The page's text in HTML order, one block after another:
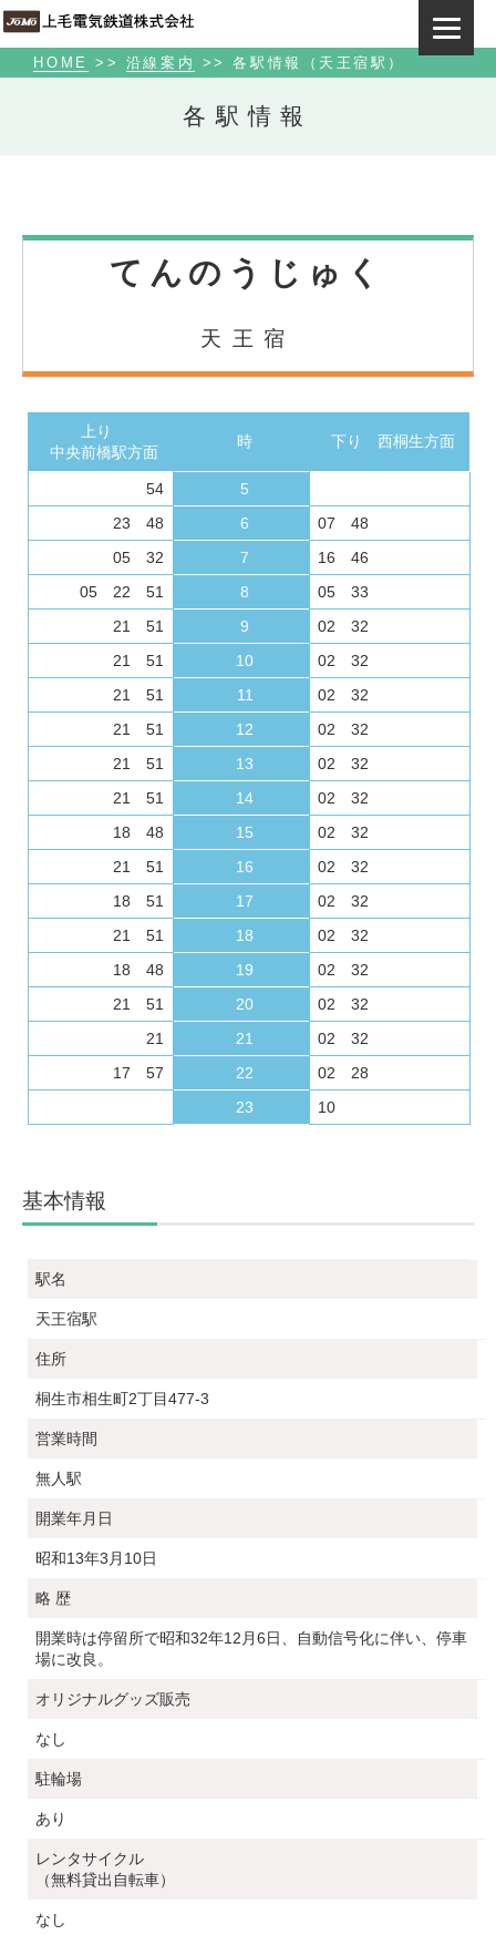
HOME >> 沿線案内 >> 各駅情報（天王宿駅）
各駅情報
てんのうじゅく
天王宿
上り
中央前橋駅方面
時 下り 西桐生方面
54
5
23 48
6
07 48
05 32
7
16 46
05 22 51
8
05 33
21 51
9
02 32
21 51
10
02 32
21 51
11
02 32
21 51
12
02 32
21 51
13
02 32
21 51
14
02 32
18 48
15
02 32
21 51
16
02 32
18 51
17
02 32
21 51
18
02 32
18 48
19
02 32
21 51
20
02 32
21
21
02 32
17 57
22
02 28
23
10
基本情報
駅名
天王宿駅
住所
桐生市相生町2丁目477-3
営業時間
無人駅
開業年月日
昭和13年3月10日
略 歴
開業時は停留所で昭和32年12月6日、自動信号化に伴い、停車
場に改良。
オリジナルグッズ販売
なし
駐輪場
あり
レンタサイクル
（無料貸出自転車）
なし